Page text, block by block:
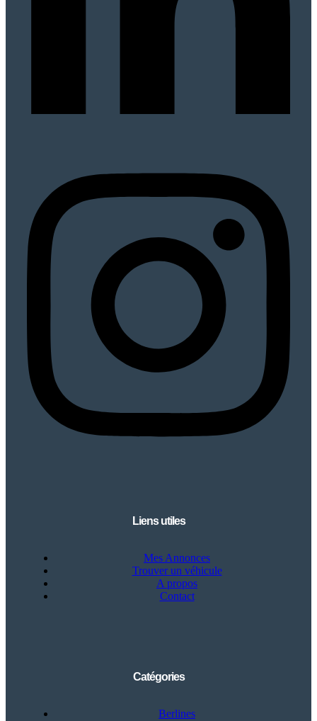
Liens utiles
Mes Annonces
Trouver un véhicule
A propos
Contact
Catégories
Berlines